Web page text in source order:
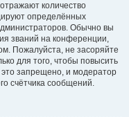
количество
определённых
Обычно вы
званий на конференции,
Пожалуйста, не засоряйте
для того, чтобы повысить
запрещено, и модератор
счётчика сообщений.